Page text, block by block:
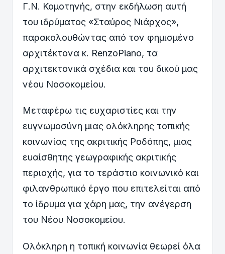
Γ.Ν. Κομοτηνής, στην εκδήλωση αυτή
του ιδρύματος «Σταύρος Νιάρχος»,
παρακολουθώντας από τον φημισμένο
αρχιτέκτονα κ. RenzoPiano, τα
αρχιτεκτονικά σχέδια και του δικού μας
νέου Νοσοκομείου.
Μεταφέρω τις ευχαριστίες και την
ευγνωμοσύνη μιας ολόκληρης τοπικής
κοινωνίας της ακριτικής Ροδόπης, μιας
ευαίσθητης γεωγραφικής ακριτικής
περιοχής, για το τεράστιο κοινωνικό και
φιλανθρωπικό έργο που επιτελείται από
το ίδρυμα για χάρη μας, την ανέγερση
του Νέου Νοσοκομείου.
Ολόκληρη η τοπική κοινωνία θεωρεί όλα